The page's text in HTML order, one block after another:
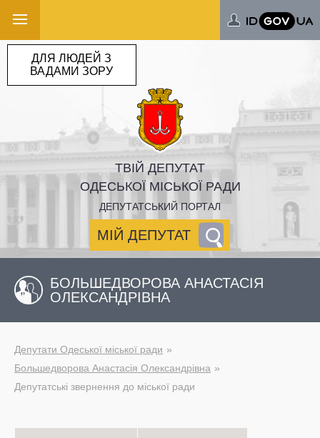
ТВІЙ ДЕПУТАТ
ОДЕСЬКОЇ МІСЬКОЇ РАДИ
ДЕПУТАТСЬКИЙ ПОРТАЛ
МІЙ ДЕПУТАТ
ДЛЯ ЛЮДЕЙ З
ВАДАМИ ЗОРУ
БОЛЬШЕДВОРОВА АНАСТАСІЯ
ОЛЕКСАНДРІВНА
Депутати Одеської міської ради
Большедворова Анастасія Олександрівна
Депутатські звернення до міської ради